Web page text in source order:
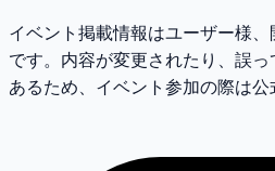
イベント掲載情報はユーザー様
です。内容が変更されたり、誤
あるため、イベント参加の際は公